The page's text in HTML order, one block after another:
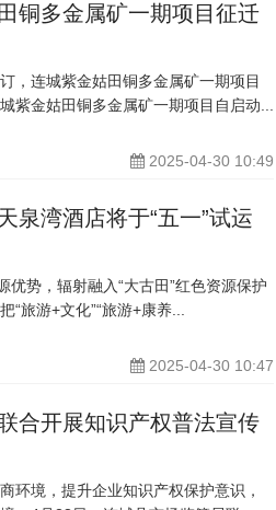
铜多金属矿一期项目征迁
，连城紫金姑田铜多金属矿一期项目
紫金姑田铜多金属矿一期项目自启动...
2025-04-30 10:49
泉湾酒店将于“五一”试运
优势，辐射融入“大古田”红色资源保护
旅游+文化”“旅游+康养...
2025-04-30 10:47
合开展知识产权普法宣传
环境，提升企业知识产权保护意识，